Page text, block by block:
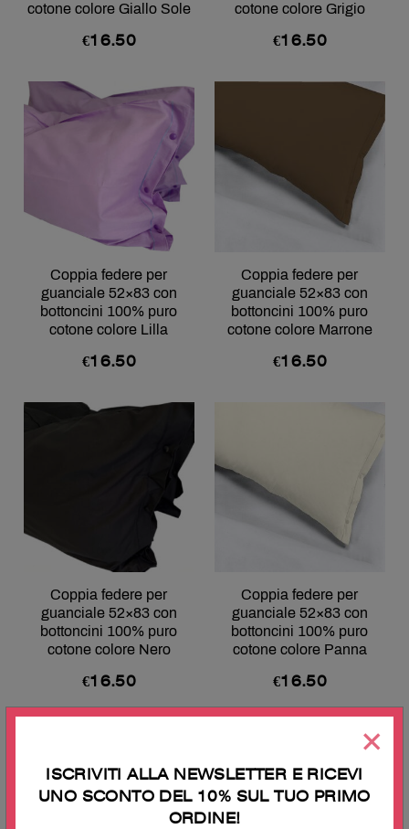
cotone colore Giallo Sole
€16.50
cotone colore Grigio
€16.50
Coppia federe per
guanciale 52×83 con
bottoncini 100% puro
cotone colore Lilla
€16.50
Coppia federe per
guanciale 52×83 con
bottoncini 100% puro
cotone colore Marrone
€16.50
Coppia federe per
guanciale 52×83 con
bottoncini 100% puro
cotone colore Nero
€16.50
Coppia federe per
guanciale 52×83 con
bottoncini 100% puro
cotone colore Panna
€16.50
×
ISCRIVITI ALLA NEWSLETTER E RICEVI
UNO SCONTO DEL 10% SUL TUO PRIMO
ORDINE!